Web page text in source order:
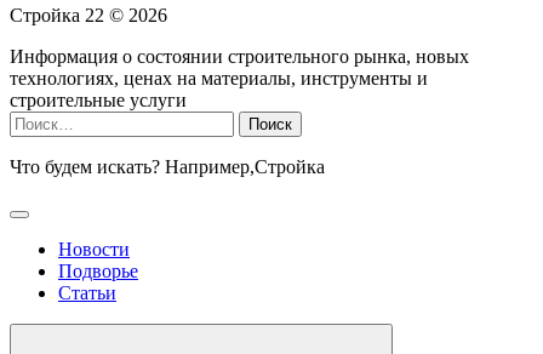
Стройка 22 © 2026
Информация о состоянии строительного рынка, новых
технологиях, ценах на материалы, инструменты и
строительные услуги
Найти:
Что будем искать? Например,Стройка
Новости
Подворье
Статьи